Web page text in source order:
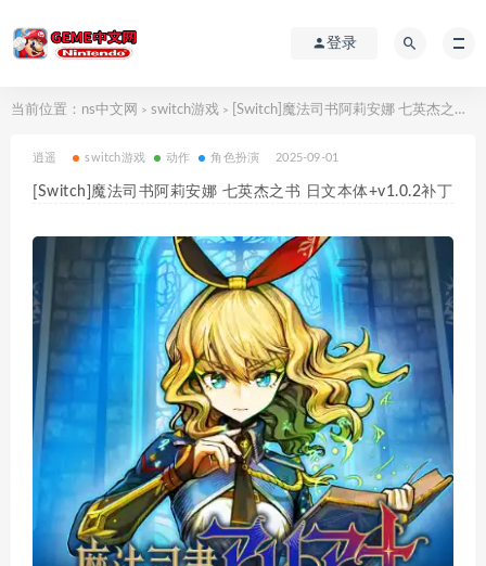
登录
当前位置： ns中文网 > switch游戏 > [Switch]魔法司书阿莉安娜 七英杰之书 日文本体+v1.0.2补丁
逍遥 switch游戏 动作 角色扮演 2025-09-01
[Switch]魔法司书阿莉安娜 七英杰之书 日文本体+v1.0.2补丁